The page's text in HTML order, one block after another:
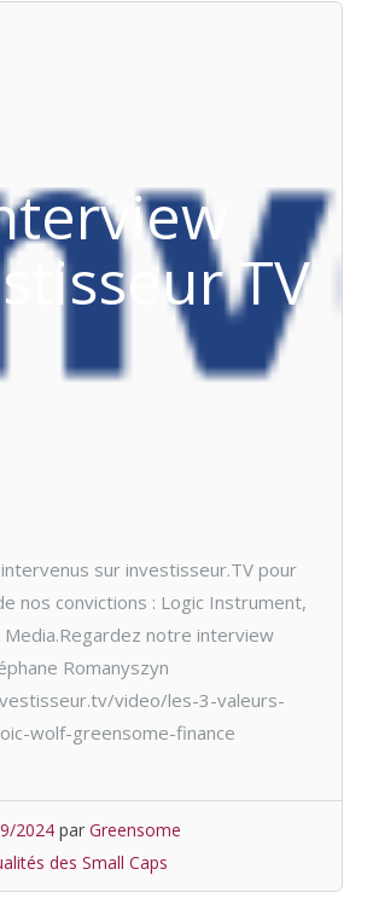
TV
sur investisseur.TV pour
nos convictions : Logic Instrument,
notre interview
Romanyszyn
video/les-3-valeurs-
wolf-greensome-finance
2024 par Greensome
des Small Caps